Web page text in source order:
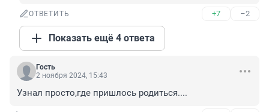
ОТВЕТИТЬ +7 –2
Показать ещё 4 ответа
Гость
2 ноября 2024, 15:43
Узнал просто,где пришлось родиться....